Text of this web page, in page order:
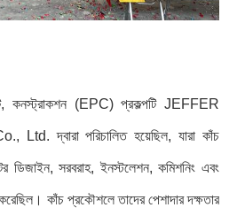
কনস্ট্রাকশন (EPC) প্রকল্পটি JEFFER
দ্বারা পরিচালিত হয়েছিল, যারা কাঁচ
ডিজাইন, সরবরাহ, ইনস্টলেশন, কমিশনিং এবং
কাঁচ প্রকৌশলে তাদের পেশাদার দক্ষতার